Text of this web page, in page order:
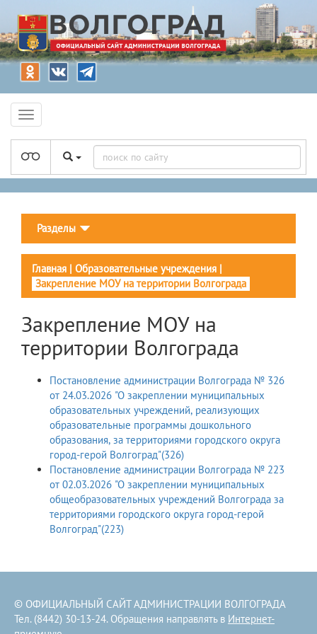
Разделы
Главная | Образовательные учреждения |
Закрепление МОУ на территории Волгограда
Закрепление МОУ на
территории Волгограда
Постановление администрации Волгограда № 326
от 24.03.2026 "О закреплении муниципальных
образовательных учреждений, реализующих
образовательные программы дошкольного
образования, за территориями городского округа
город-герой Волгоград"(326)
Постановление администрации Волгограда № 223
от 02.03.2026 "О закреплении муниципальных
общеобразовательных учреждений Волгограда за
территориями городского округа город-герой
Волгоград"(223)
© ОФИЦИАЛЬНЫЙ САЙТ АДМИНИСТРАЦИИ ВОЛГОГРАДА
Тел. (8442) 30-13-24. Обращения направлять в Интернет-